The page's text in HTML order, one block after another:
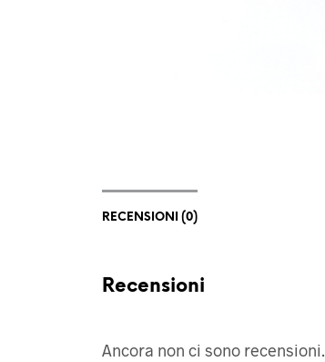
RECENSIONI (0)
Recensioni
Ancora non ci sono recensioni.